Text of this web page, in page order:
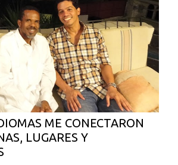
ME CONECTARON
LUGARES Y